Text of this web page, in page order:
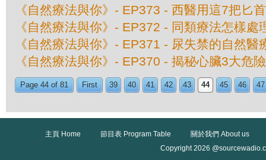
《自然療法與你》- EP373 - 西醫用這7把匕
《自然療法與你》- EP372 - 同類療法怎樣處
《自然療法與你》- EP371 - 尿失禁的自然醫
《自然療法與你》- EP370 - 揭秘心臟3大危
Page 44 of 81 First 39 40 41 42 43 44 45 46 47
主頁 Home 節目表 Program Table
關於我們 About us
Copyright 2026